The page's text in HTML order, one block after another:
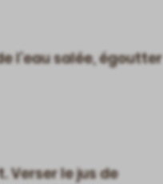
l’eau salée, égoutter
Verser le jus de